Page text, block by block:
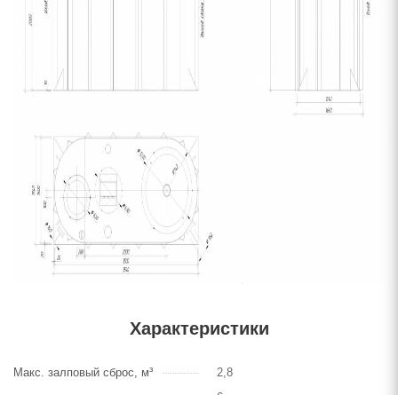
Характеристики
Макс. залповый сброс, м³
2,8